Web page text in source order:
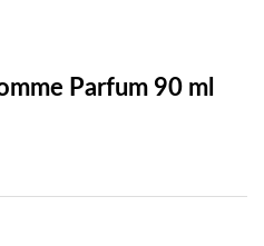
Parfum 90 ml